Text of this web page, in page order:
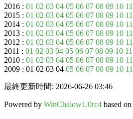
2016 : 01 02 03 04 05 06 07 08 09 10 11
2015 : 01 02 03 04 05 06 07 08 09 10 11
2014 : 01 02 03 04 05 06 07 08 09 10 11
2013 : 01 02 03 04 05 06 07 08 09 10 11
2012 : 01 02 03 04 05 06 07 08 09 10 11
2011 : 01 02 03 04 05 06 07 08 09 10 11
2010 : 01 02 03 04 05 06 07 08 09 10 11
2009 : 01 02 03 04 05 06 07 08 09 10 11
最終更新時間: 2026-06-26 03:46
Powered by WinChalow1.0rc4 based on